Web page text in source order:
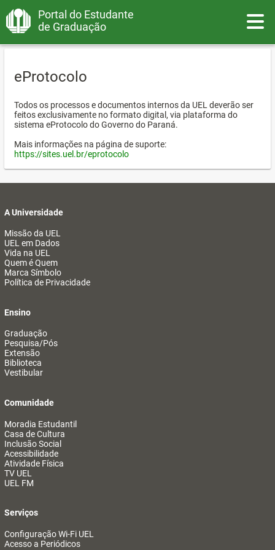
Portal do Estudante
de Graduação
eProtocolo
Todos os processos e documentos internos da UEL deverão ser
feitos exclusivamente no formato digital, via plataforma do
sistema eProtocolo do Governo do Paraná.
Mais informações na página de suporte:
https://sites.uel.br/eprotocolo
A Universidade
Missão da UEL
UEL em Dados
Vida na UEL
Quem é Quem
Marca Símbolo
Política de Privacidade
Ensino
Graduação
Pesquisa/Pós
Extensão
Biblioteca
Vestibular
Comunidade
Moradia Estudantil
Casa de Cultura
Inclusão Social
Acessibilidade
Atividade Física
TV UEL
UEL FM
Serviços
Configuração Wi-Fi UEL
Acesso a Periódicos